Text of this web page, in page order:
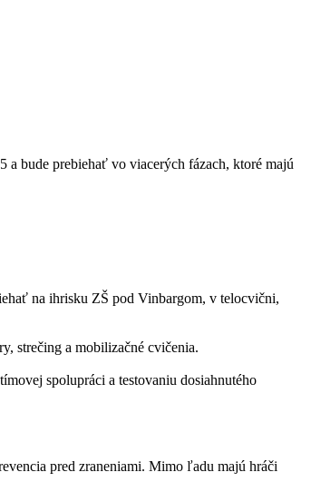
bude prebiehať vo viacerých fázach, ktoré majú
na ihrisku ZŠ pod Vinbargom, v telocvični,
strečing a mobilizačné cvičenia.
spolupráci a testovaniu dosiahnutého
pred zraneniami. Mimo ľadu majú hráči